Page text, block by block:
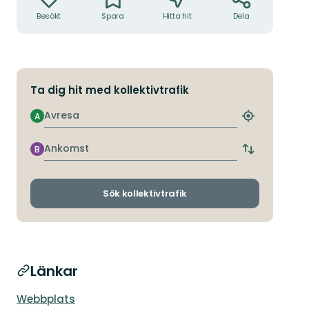
Besökt Spara Hitta hit Dela
Ta dig hit med kollektivtrafik
Avresa
A
Hitta
hållplats
Ankomst
B
Byt
och
Sök kollektivtrafik
Länkar
Webbplats